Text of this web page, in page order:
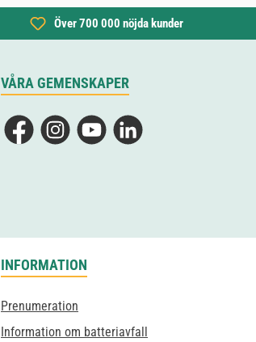
Över 700 000 nöjda kunder
VÅRA GEMENSKAPER
FacebookInstagramYouTubeLinkedIn
INFORMATION
Prenumeration
Information om batteriavfall